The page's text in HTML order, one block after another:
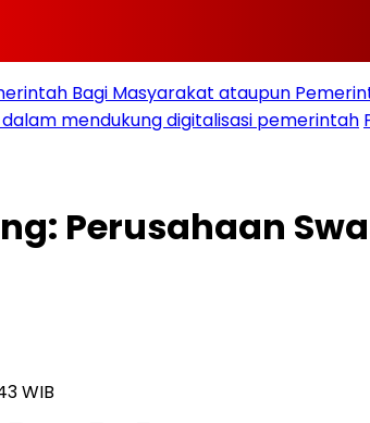
Bagi Masyarakat ataupun
mendukung digitalisasi pemerintah
Perusahaan
WIB